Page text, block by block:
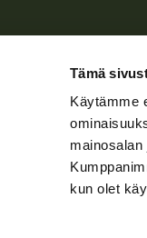
Tämä
Käytämme
kun olet